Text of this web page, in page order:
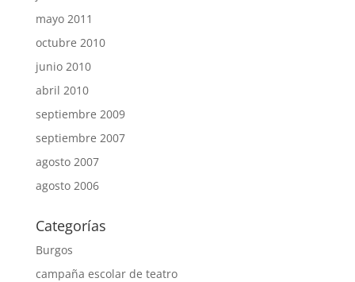
mayo 2011
octubre 2010
junio 2010
abril 2010
septiembre 2009
septiembre 2007
agosto 2007
agosto 2006
Categorías
Burgos
campaña escolar de teatro